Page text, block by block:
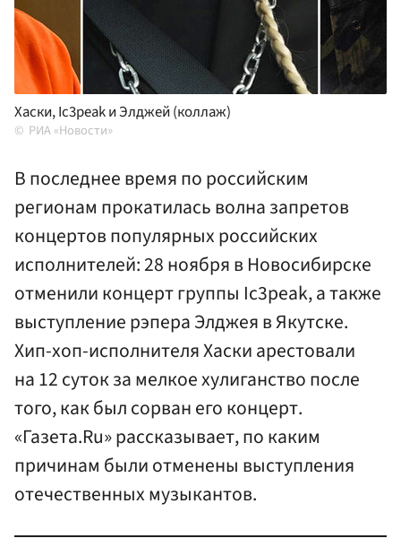
Хаски, Ic3peak и Элджей (коллаж)
РИА «Новости»
В последнее время по российским
регионам прокатилась волна запретов
концертов популярных российских
исполнителей: 28 ноября в Новосибирске
отменили концерт группы Ic3peak, а также
выступление рэпера Элджея в Якутске.
Хип-хоп-исполнителя Хаски арестовали
на 12 суток за мелкое хулиганство после
того, как был сорван его концерт.
«Газета.Ru» рассказывает, по каким
причинам были отменены выступления
отечественных музыкантов.